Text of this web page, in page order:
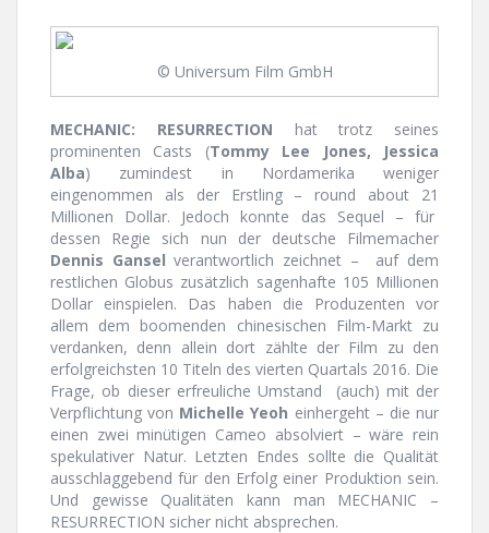
© Universum Film GmbH
MECHANIC: RESURRECTION hat trotz seines
prominenten Casts (Tommy Lee Jones, Jessica
Alba) zumindest in Nordamerika weniger
eingenommen als der Erstling – round about 21
Millionen Dollar. Jedoch konnte das Sequel – für
dessen Regie sich nun der deutsche Filmemacher
Dennis Gansel verantwortlich zeichnet – auf dem
restlichen Globus zusätzlich sagenhafte 105 Millionen
Dollar einspielen. Das haben die Produzenten vor
allem dem boomenden chinesischen Film-Markt zu
verdanken, denn allein dort zählte der Film zu den
erfolgreichsten 10 Titeln des vierten Quartals 2016. Die
Frage, ob dieser erfreuliche Umstand (auch) mit der
Verpflichtung von Michelle Yeoh einhergeht – die nur
einen zwei minütigen Cameo absolviert – wäre rein
spekulativer Natur. Letzten Endes sollte die Qualität
ausschlaggebend für den Erfolg einer Produktion sein.
Und gewisse Qualitäten kann man MECHANIC –
RESURRECTION sicher nicht absprechen.